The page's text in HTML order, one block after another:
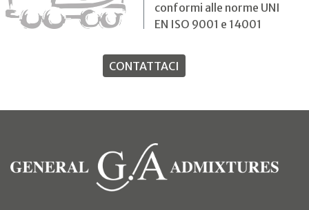
conformi alle norme UNI
EN ISO 9001 e 14001
CONTATTACI